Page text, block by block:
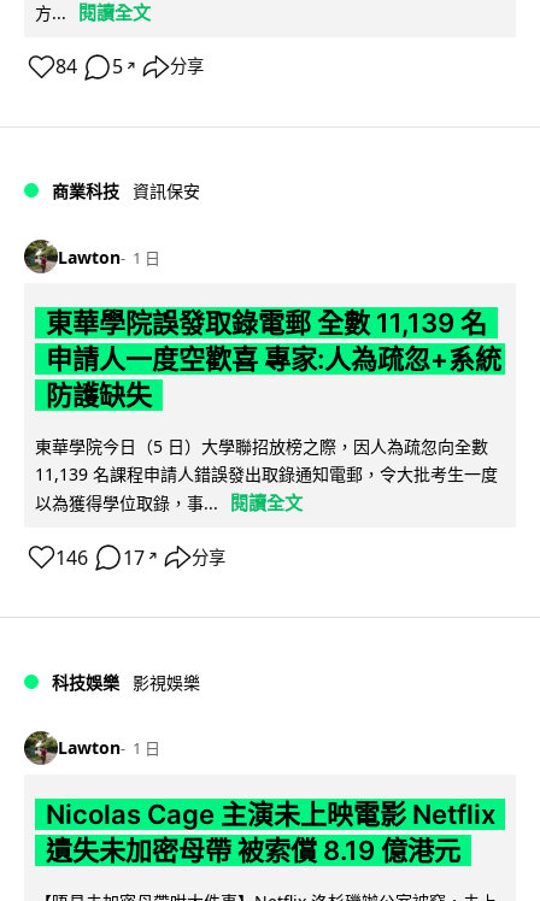
方...
閱讀全文
84 5 ↗ 分享
商業科技 資訊保安
Lawton 1 日
東華學院誤發取錄電郵 全數 11,139 名
申請人一度空歡喜 專家:人為疏忽+系統
防護缺失
東華學院今日（5 日）大學聯招放榜之際，因人為疏忽向全數
11,139 名課程申請人錯誤發出取錄通知電郵，令大批考生一度
以為獲得學位取錄，事...
閱讀全文
146 17 ↗ 分享
科技娛樂 影視娛樂
Lawton 1 日
Nicolas Cage 主演未上映電影 Netflix
遺失未加密母帶 被索償 8.19 億港元